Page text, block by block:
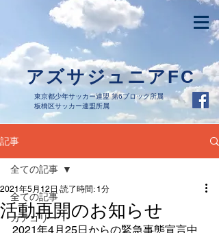
アズサジュニアFC
東京都少年サッカー連盟 第6ブロック所属
板橋区サッカー連盟所属
記事
全ての記事
カテゴリー 1
全ての記事
活動再開のお知らせ
2021年5月12日 読了時間: 1分
2021年4月25日からの緊急事態宣言中